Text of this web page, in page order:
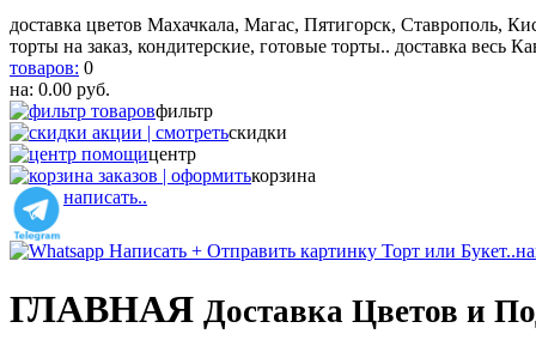
доставка цветов Махачкала, Магас, Пятигорск, Ставрополь,
торты на заказ, кондитерские, готовые торты.. доставка весь
товаров: 0
на: 0.00 руб.
фильтр
скидки
центр
корзина
написать..
ГЛАВНАЯ Доставка Цветов и